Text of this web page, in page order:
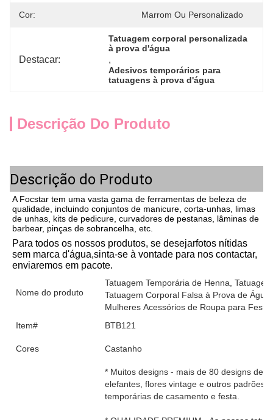
Cor: Marrom Ou Personalizado
Destacar:
Tatuagem corporal personalizada
à prova d'água
,
Adesivos temporários para
tatuagens à prova d'água
Descrição Do Produto
Descrição do Produto
A Focstar tem uma vasta gama de ferramentas de beleza de
qualidade, incluindo conjuntos de manicure, corta-unhas, limas
de unhas, kits de pedicure, curvadores de pestanas, lâminas de
barbear, pinças de sobrancelha, etc.
Para todos os nossos produtos, se desejarfotos nítidas
sem marca d'água,sinta-se à vontade para nos contactar,
enviaremos em pacote.
Nome do produto
Tatuagem Temporária de Henna,
Tatuagem Corporal Falsa à Prova de
Mulheres Acessórios de Roupa para
Item#
BTB121
Cores Castanho
* Muitos designs - mais de 80 designs de
elefantes, flores vintage e outros padrões
temporárias de casamento e festa.